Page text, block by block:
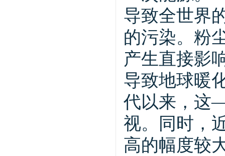
导致全世界
的污染。粉
产生直接影
导致地球暖
代以来，这
视。同时，
高的幅度较